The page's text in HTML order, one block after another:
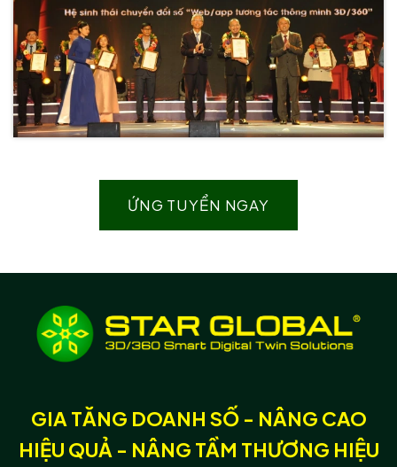
ỨNG TUYỂN NGAY
GIA TĂNG DOANH SỐ - NÂNG CAO
HIỆU QUẢ - NÂNG TẦM THƯƠNG HIỆU